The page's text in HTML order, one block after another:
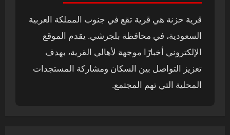
قرية حزنة هي قرية تقع في جنوب المملكة العربية
السعودية، في محافظة بلجرشي. يقدم الموقع
الإلكتروني أخبارًا موجهة لأهالي القرية، بهدف
تعزيز التواصل بين السكان ومشاركة المستجدات
المحلية التي تهم المجتمع.